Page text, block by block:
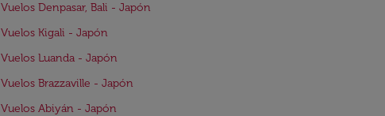
Vuelos Denpasar, Bali - Japón
Vuelos Kigali - Japón
Vuelos Luanda - Japón
Vuelos Brazzaville - Japón
Vuelos Abiyán - Japón